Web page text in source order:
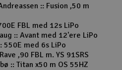
:: Fusion ,50 m
FBL med 12s LiPo
:: Avant med 12'ere LiPo
550E med 6s LiPo
,90 FBL m. YS 91SRS
:: Titan x50 m OS 55HZ